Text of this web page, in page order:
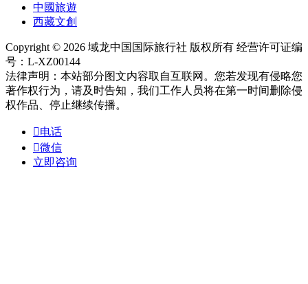
中國旅遊
西藏文創
Copyright © 2026 域龙中国国际旅行社 版权所有 经营许可证编
号：L-XZ00144
法律声明：本站部分图文内容取自互联网。您若发现有侵略您
著作权行为，请及时告知，我们工作人员将在第一时间删除侵
权作品、停止继续传播。
电话
微信
立即咨询